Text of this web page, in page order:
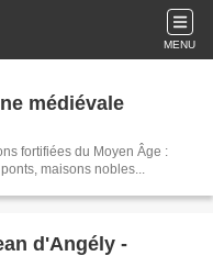
MENU
médiévale
fortifiées du Moyen Âge :
maisons nobles...
d'Angély -